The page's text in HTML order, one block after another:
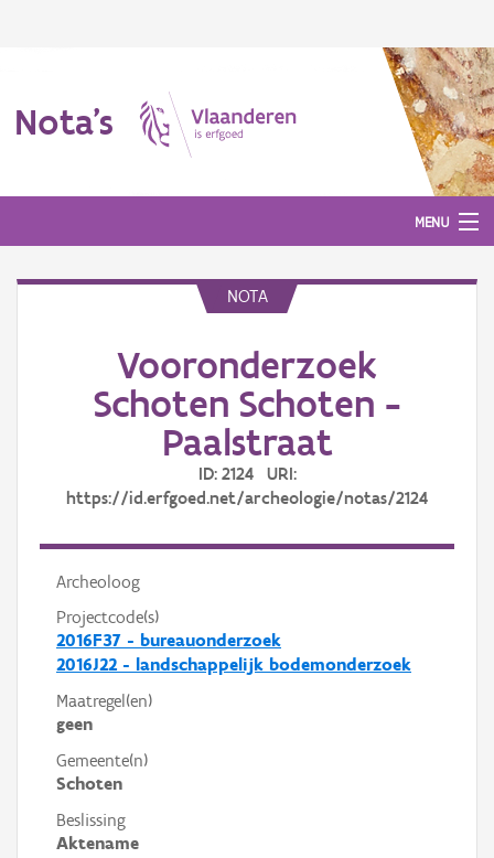
Nota's
MENU
NOTA
Vooronderzoek
Schoten Schoten -
Paalstraat
ID: 2124 URI:
https://id.erfgoed.net/archeologie/notas/2124
Archeoloog
Projectcode(s)
2016F37 - bureauonderzoek
2016J22 - landschappelijk bodemonderzoek
Maatregel(en)
geen
Gemeente(n)
Schoten
Beslissing
Aktename